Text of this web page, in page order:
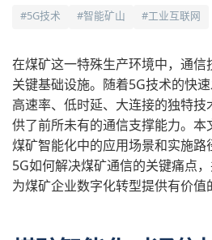
#5G技术 #智能矿山 #工业互联网
在煤矿这一特殊生产环境中，通信
关键基础设施。随着5G技术的快
高速率、低时延、大连接的独特技
供了前所未有的通信支撑能力。本
煤矿智能化中的应用场景和实施路
5G如何解决煤矿通信的关键痛点，
为煤矿企业数字化转型提供有价值